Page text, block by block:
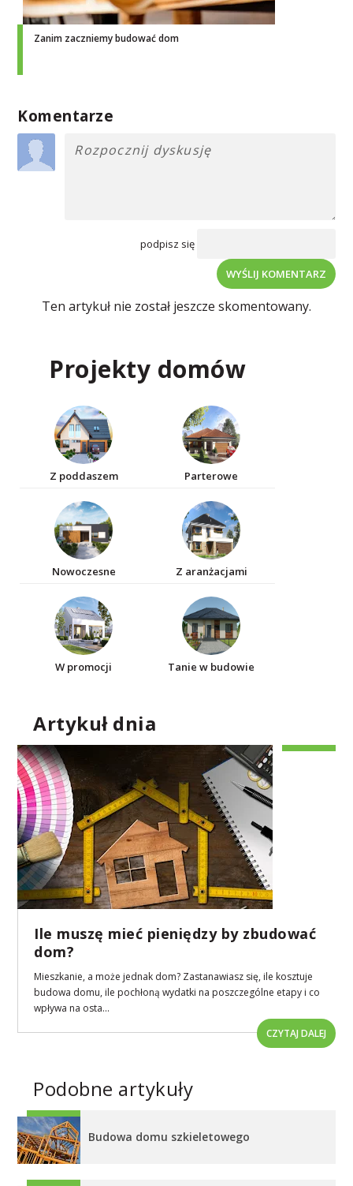
Zanim zaczniemy budować dom
Komentarze
podpisz się
WYŚLIJ KOMENTARZ
Ten artykuł nie został jeszcze skomentowany.
Projekty domów
Z poddaszem Parterowe
Nowoczesne Z aranżacjami
W promocji Tanie w budowie
Artykuł dnia
Ile muszę mieć pieniędzy by zbudować
dom?
Mieszkanie, a może jednak dom? Zastanawiasz się, ile kosztuje
budowa domu, ile pochłoną wydatki na poszczególne etapy i co
wpływa na osta...
CZYTAJ DALEJ
Podobne artykuły
Budowa domu szkieletowego